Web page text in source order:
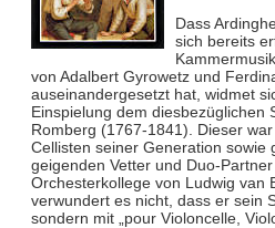
Dass
sich bereits
von Adalbert Gyrowetz und
auseinandergesetzt hat, widmet
Einspielung dem diesbezüglichen
Romberg (1767-1841). Dieser
Cellisten seiner Generation sowie
geigenden Vetter und Duo-
Orchesterkollege von Ludwig van
verwundert es nicht, dass er sein
sondern mit „pour Violoncelle,